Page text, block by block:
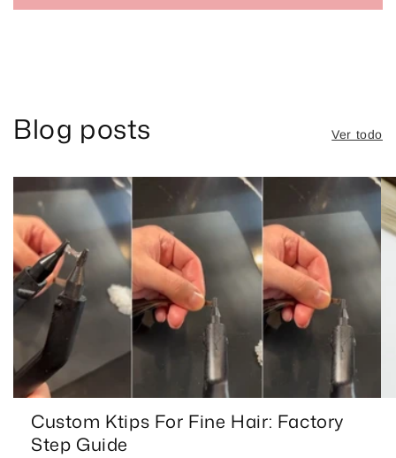
Blog posts Ver todo
Custom Ktips For Fine Hair: Factory
Step Guide